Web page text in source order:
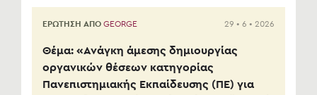
ΕΡΩΤΗΣΗ ΑΠΟ GEORGE 29 • 6 • 2026
Θέμα: «Ανάγκη άμεσης δημιουργίας
οργανικών θέσεων κατηγορίας
Πανεπιστημιακής Εκπαίδευσης (ΠΕ) για